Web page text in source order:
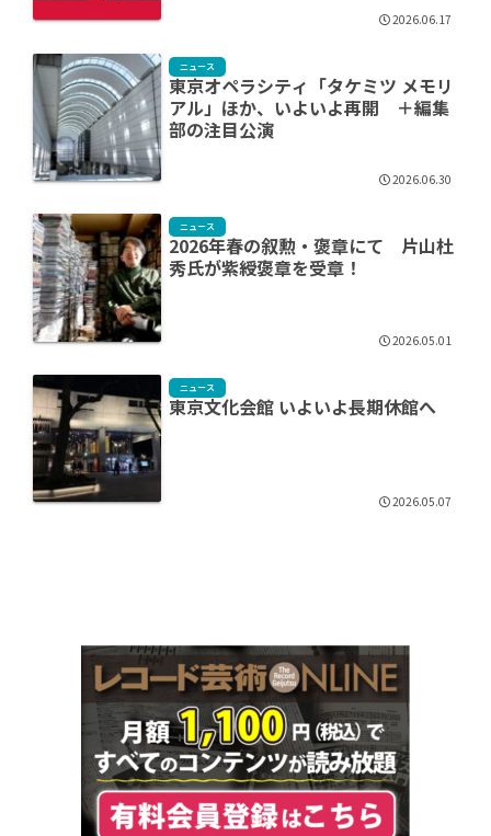
2026.06.17
ニュース
東京オペラシティ「タケミツ メモリ
アル」ほか、いよいよ再開 ＋編集
部の注目公演
2026.06.30
ニュース
2026年春の叙勲・褒章にて 片山杜
秀氏が紫綬褒章を受章！
2026.05.01
ニュース
東京文化会館 いよいよ長期休館へ
2026.05.07